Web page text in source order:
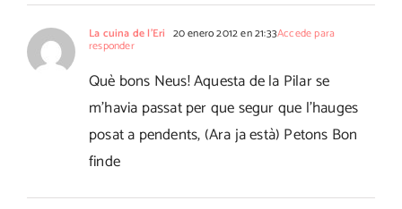
La cuina de l'Eri 20 enero 2012 en 21:33Accede para
responder
Què bons Neus! Aquesta de la Pilar se
m'havia passat per que segur que l'hauges
posat a pendents, (Ara ja està) Petons Bon
finde